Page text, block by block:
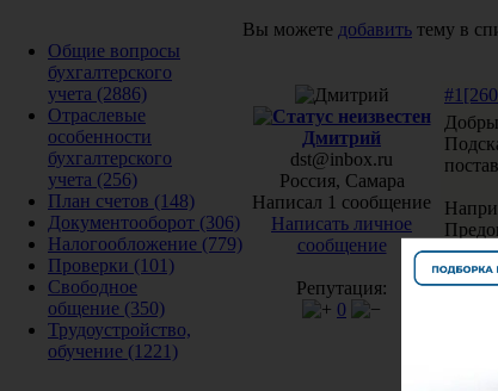
Общие вопросы
бухгалтерского
учета (2886)
Отраслевые
особенности
бухгалтерского
учета (256)
План счетов (148)
Документооборот (306)
Налогообложение (779)
Проверки (101)
Свободное
общение (350)
Трудоустройство,
обучение (1221)
Вы можете добавить тему в
Дмитрий
dst@inbox.ru
Россия, Самара
Написал 1 сообщение
Написать личное
сообщение
Репутация:
0
1 у.е.
Курс
Цена